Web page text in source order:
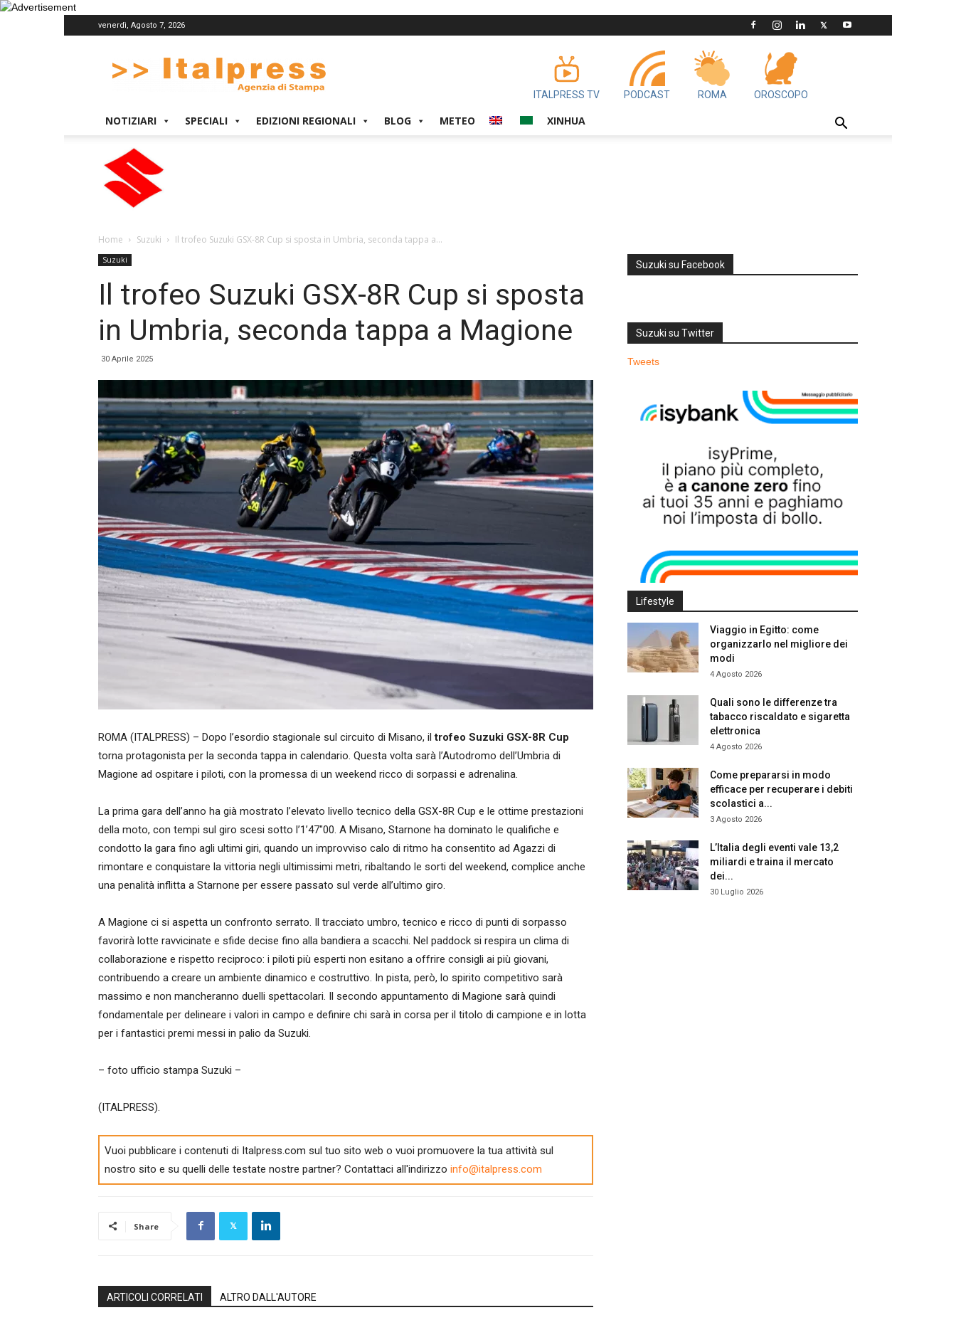
venerdì, Agosto 7, 2026
ITALPRESS TV PODCAST ROMA OROSCOPO
NOTIZIARI SPECIALI EDIZIONI REGIONALI BLOG METEO XINHUA
Home Suzuki Il trofeo Suzuki GSX-8R Cup si sposta in Umbria, seconda tappa a...
Suzuki
Il trofeo Suzuki GSX-8R Cup si sposta
in Umbria, seconda tappa a Magione
30 Aprile 2025
ROMA (ITALPRESS) – Dopo l’esordio stagionale sul circuito di Misano, iltrofeo Suzuki GSX-8R Cup
torna protagonista per la seconda tappa in calendario. Questa volta sarà l’Autodromo dell’Umbria di
Magione ad ospitare i piloti, con la promessa di un weekend ricco di sorpassi e adrenalina.
La prima gara dell’anno ha già mostrato l’elevato livello tecnico della GSX-8R Cup e le ottime prestazioni
della moto, con tempi sul giro scesi sotto l’1’47″00. A Misano, Starnone ha dominato le qualifiche e
condotto la gara fino agli ultimi giri, quando un improvviso calo di ritmo ha consentito ad Agazzi di
rimontare e conquistare la vittoria negli ultimissimi metri, ribaltando le sorti del weekend, complice anche
una penalità inflitta a Starnone per essere passato sul verde all’ultimo giro.
A Magione ci si aspetta un confronto serrato. Il tracciato umbro, tecnico e ricco di punti di sorpasso
favorirà lotte ravvicinate e sfide decise fino alla bandiera a scacchi. Nel paddock si respira un clima di
collaborazione e rispetto reciproco: i piloti più esperti non esitano a offrire consigli ai più giovani,
contribuendo a creare un ambiente dinamico e costruttivo. In pista, però, lo spirito competitivo sarà
massimo e non mancheranno duelli spettacolari. Il secondo appuntamento di Magione sarà quindi
fondamentale per delineare i valori in campo e definire chi sarà in corsa per il titolo di campione e in lotta
per i fantastici premi messi in palio da Suzuki.
– foto ufficio stampa Suzuki –
(ITALPRESS).
Vuoi pubblicare i contenuti di Italpress.com sul tuo sito web o vuoi promuovere la tua attività sul
nostro sito e su quelli delle testate nostre partner? Contattaci all'indirizzo info@italpress.com
Share
ARTICOLI CORRELATI ALTRO DALL'AUTORE
Suzuki su Facebook
Suzuki su Twitter
Tweets
Lifestyle
Viaggio in Egitto: come
organizzarlo nel migliore dei
modi
4 Agosto 2026
Quali sono le differenze tra
tabacco riscaldato e sigaretta
elettronica
4 Agosto 2026
Come prepararsi in modo
efficace per recuperare i debiti
scolastici a...
3 Agosto 2026
L’Italia degli eventi vale 13,2
miliardi e traina il mercato
dei...
30 Luglio 2026